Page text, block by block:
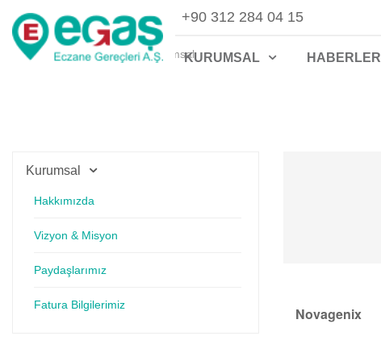
+90 312 284 04 15
KURUMSAL HABERLER
Ana sayfa Kurumsal Kurumsal
Kurumsal
Hakkımızda
Vizyon & Misyon
Paydaşlarımız
Fatura Bilgilerimiz Novagenix